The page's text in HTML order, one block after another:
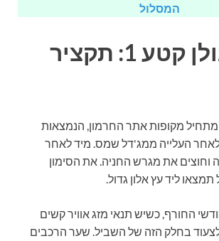
המסלול
שביל הגולן קטע 1: תקציר
שביל הגולן קטע 1 מתחיל מקופות אתר החרמון, הנמצאות
כביש 98 לאחר העלייה ממג'דל שמס. מיד לאחר
וחוצים את מגרש החניה. את הסימון
ליד עץ אלון גדול.
החורף, כשיש תנאי מזג אוויר קשים
בחלק הזה של השביל. שער הרכבים